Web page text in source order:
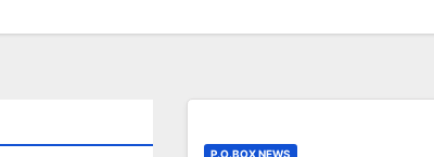
P.O.BOX NEWS